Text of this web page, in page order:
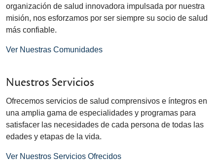
organización de salud innovadora impulsada por nuestra
misión, nos esforzamos por ser siempre su socio de salud
más confiable.
Ver Nuestras Comunidades
Nuestros Servicios
Ofrecemos servicios de salud comprensivos e íntegros en
una amplia gama de especialidades y programas para
satisfacer las necesidades de cada persona de todas las
edades y etapas de la vida.
Ver Nuestros Servicios Ofrecidos